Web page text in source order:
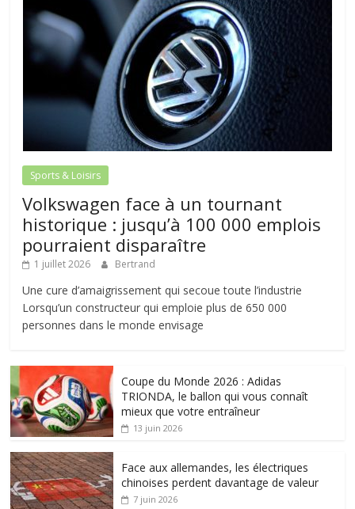
Sports & Loisirs
Volkswagen face à un tournant
historique : jusqu’à 100 000 emplois
pourraient disparaître
1 juillet 2026 Bertrand
Une cure d’amaigrissement qui secoue toute l’industrie
Lorsqu’un constructeur qui emploie plus de 650 000
personnes dans le monde envisage
Coupe du Monde 2026 : Adidas
TRIONDA, le ballon qui vous connaît
mieux que votre entraîneur
13 juin 2026
Face aux allemandes, les électriques
chinoises perdent davantage de valeur
7 juin 2026